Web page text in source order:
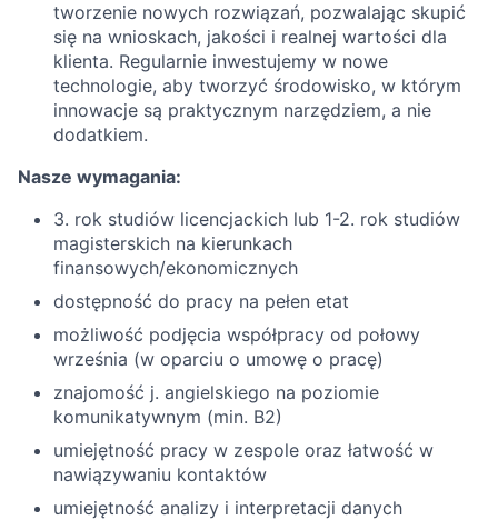
tworzenie nowych rozwiązań, pozwalając skupić
się na wnioskach, jakości i realnej wartości dla
klienta. Regularnie inwestujemy w nowe
technologie, aby tworzyć środowisko, w którym
innowacje są praktycznym narzędziem, a nie
dodatkiem.
Nasze wymagania:
3. rok studiów licencjackich lub 1-2. rok studiów
magisterskich na kierunkach
finansowych/ekonomicznych
dostępność do pracy na pełen etat
możliwość podjęcia współpracy od połowy
września (w oparciu o umowę o pracę)
znajomość j. angielskiego na poziomie
komunikatywnym (min. B2)
umiejętność pracy w zespole oraz łatwość w
nawiązywaniu kontaktów
umiejętność analizy i interpretacji danych